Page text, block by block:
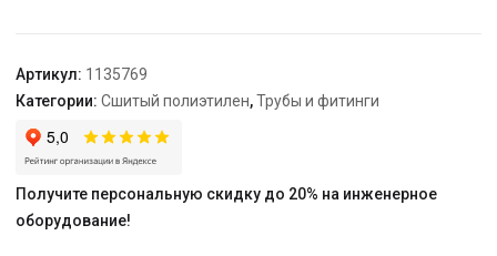
труб
PE-
Xa
16-
НР,
тип
Артикул: 1135769
Категории: Сшитый полиэтилен,Трубы и фитинги
Получите персональную скидку до 20% на инженерное
оборудование!